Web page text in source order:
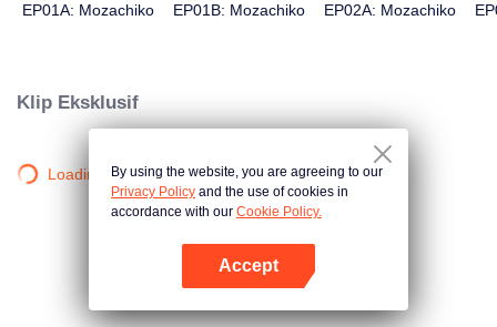
EP01A: Mozachiko EP01B: Mozachiko EP02A: Mozachiko
Klip Eksklusif
Loading…By using the website, you are agreeing to our
Privacy Policy and the use of cookies in
accordance with our Cookie Policy.
Accept